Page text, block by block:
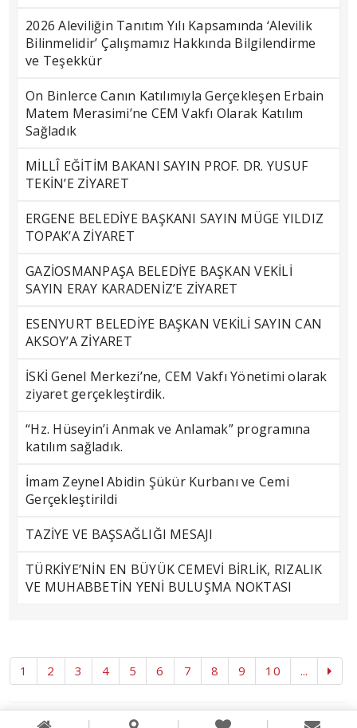
2026 Aleviliğin Tanıtım Yılı Kapsamında ‘Alevilik
Bilinmelidir’ Çalışmamız Hakkında Bilgilendirme
ve Teşekkür
On Binlerce Canın Katılımıyla Gerçekleşen Erbain
Matem Merasimi’ne CEM Vakfı Olarak Katılım
Sağladık
MİLLÎ EĞİTİM BAKANI SAYIN PROF. DR. YUSUF
TEKİN’E ZİYARET
ERGENE BELEDİYE BAŞKANI SAYIN MÜGE YILDIZ
TOPAK’A ZİYARET
GAZİOSMANPAŞA BELEDİYE BAŞKAN VEKİLİ
SAYIN ERAY KARADENİZ’E ZİYARET
ESENYURT BELEDİYE BAŞKAN VEKİLİ SAYIN CAN
AKSOY’A ZİYARET
İSKİ Genel Merkezi’ne, CEM Vakfı Yönetimi olarak
ziyaret gerçekleştirdik.
“Hz. Hüseyin’i Anmak ve Anlamak” programına
katılım sağladık.
İmam Zeynel Abidin Şükür Kurbanı ve Cemi
Gerçekleştirildi
TAZİYE VE BAŞSAĞLIĞI MESAJI
TÜRKİYE’NİN EN BÜYÜK CEMEVİ BİRLİK, RIZALIK
VE MUHABBETİN YENİ BULUŞMA NOKTASI
1 2 3 4 5 6 7 8 9 10 ...